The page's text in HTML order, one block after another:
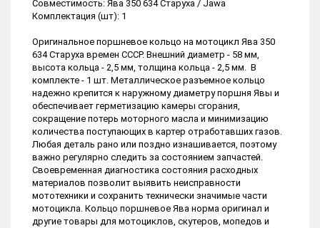
Совместимость: Ява 350 634 Старуха / Jawa
Комплектация (шт): 1
Оригинальное поршневое кольцо на мотоцикл Ява 350
634 Старуха времен СССР. Внешний диаметр - 58 мм,
высота кольца - 2,5 мм, толщина кольца - 2,5 мм. В
комплекте - 1 шт. Металлическое разъемное кольцо
надежно крепится к наружному диаметру поршня Явы и
обеспечивает герметизацию камеры сгорания,
сокращение потерь моторного масла и минимизацию
количества поступающих в картер отработавших газов.
Любая деталь рано или поздно изнашивается, поэтому
важно регулярно следить за состоянием запчастей.
Своевременная диагностика состояния расходных
материалов позволит выявить неисправности
мототехники и сохранить технически значимые части
мотоцикла. Кольцо поршневое Ява норма оригинал и
другие товары для мотоциклов, скутеров, мопедов и